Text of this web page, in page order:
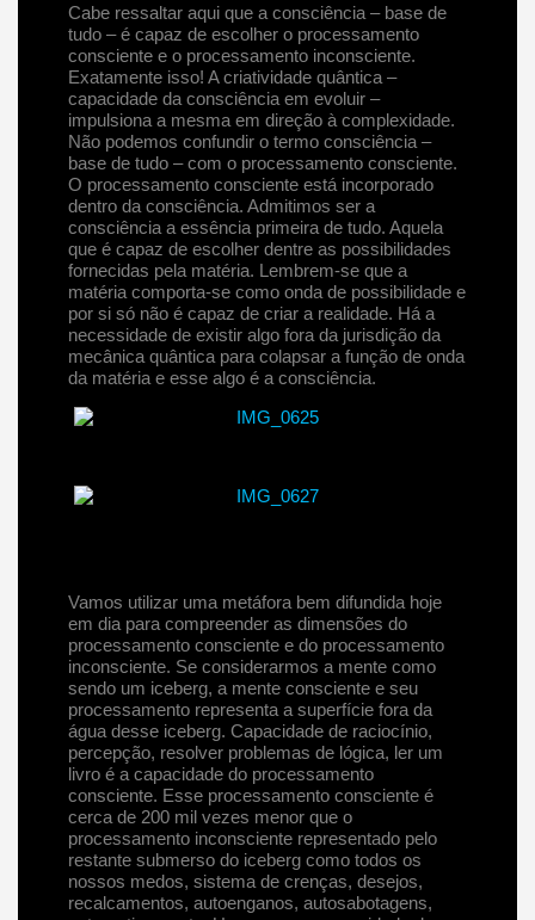
Cabe ressaltar aqui que a consciência – base de
tudo – é capaz de escolher o processamento
consciente e o processamento inconsciente.
Exatamente isso! A criatividade quântica –
capacidade da consciência em evoluir –
impulsiona a mesma em direção à complexidade.
Não podemos confundir o termo consciência –
base de tudo – com o processamento consciente.
O processamento consciente está incorporado
dentro da consciência. Admitimos ser a
consciência a essência primeira de tudo. Aquela
que é capaz de escolher dentre as possibilidades
fornecidas pela matéria. Lembrem-se que a
matéria comporta-se como onda de possibilidade e
por si só não é capaz de criar a realidade. Há a
necessidade de existir algo fora da jurisdição da
mecânica quântica para colapsar a função de onda
da matéria e esse algo é a consciência.
Vamos utilizar uma metáfora bem difundida hoje
em dia para compreender as dimensões do
processamento consciente e do processamento
inconsciente. Se considerarmos a mente como
sendo um iceberg, a mente consciente e seu
processamento representa a superfície fora da
água desse iceberg. Capacidade de raciocínio,
percepção, resolver problemas de lógica, ler um
livro é a capacidade do processamento
consciente. Esse processamento consciente é
cerca de 200 mil vezes menor que o
processamento inconsciente representado pelo
restante submerso do iceberg como todos os
nossos medos, sistema de crenças, desejos,
recalcamentos, autoenganos, autosabotagens,